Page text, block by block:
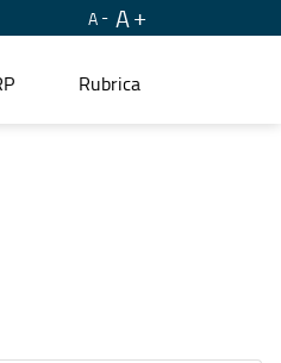
A A
Rubrica